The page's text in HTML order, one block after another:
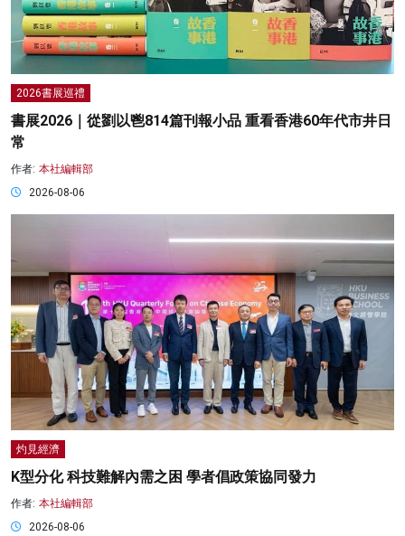
2026書展巡禮
書展2026｜從劉以鬯814篇刊報小品 重看香港60年代市井日
常
作者: 本社編輯部
2026-08-06
灼見經濟
K型分化 科技難解內需之困 學者倡政策協同發力
作者: 本社編輯部
2026-08-06